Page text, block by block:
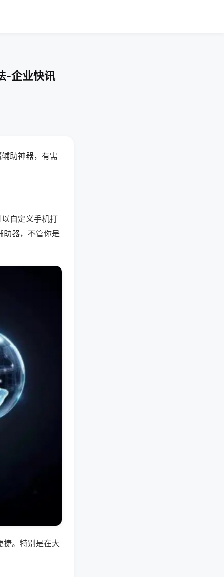
-企业快讯
助神器，有需
自定义手机打
助器，不管你是
捷。特别是在大